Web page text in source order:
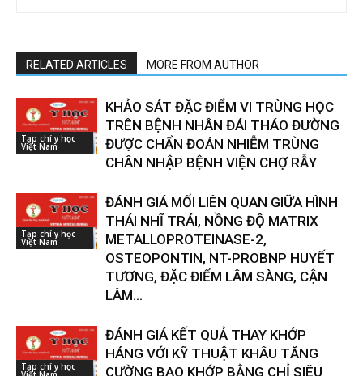
RELATED ARTICLES MORE FROM AUTHOR
Tạp chí y học
Việt Nam
KHẢO SÁT ĐẶC ĐIỂM VI TRÙNG HỌC
TRÊN BỆNH NHÂN ĐÁI THÁO ĐƯỜNG
ĐƯỢC CHẨN ĐOÁN NHIỄM TRÙNG
CHÂN NHẬP BỆNH VIỆN CHỢ RẪY
Tạp chí y học
Việt Nam
ĐÁNH GIÁ MỐI LIÊN QUAN GIỮA HÌNH
THÁI NHĨ TRÁI, NỒNG ĐỘ MATRIX
METALLOPROTEINASE-2,
OSTEOPONTIN, NT-PROBNP HUYẾT
TƯƠNG, ĐẶC ĐIỂM LÂM SÀNG, CẬN
LÂM...
Tạp chí y học
ĐÁNH GIÁ KẾT QUẢ THAY KHỚP
HÁNG VỚI KỸ THUẬT KHÂU TĂNG
CƯỜNG BAO KHỚP BẰNG CHỈ SIÊU